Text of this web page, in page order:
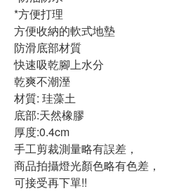
*方便打理
方便收納的軟式地墊
防滑底部材質
快速吸乾腳上水分
乾爽不潮溼
材質: 珪藻土
底部:天然橡膠
厚度:0.4cm
手工剪裁測量略有誤差，
商品拍攝燈光顏色略有色差，
可接受再下單!!